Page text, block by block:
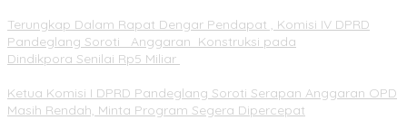
Terungkap Dalam Rapat Dengar Pendapat , Komisi IV DPRD
Pandeglang Soroti Anggaran Konstruksi pada
Dindikpora Senilai Rp5 Miliar
Ketua Komisi I DPRD Pandeglang Soroti Serapan Anggaran OPD
Masih Rendah, Minta Program Segera Dipercepat